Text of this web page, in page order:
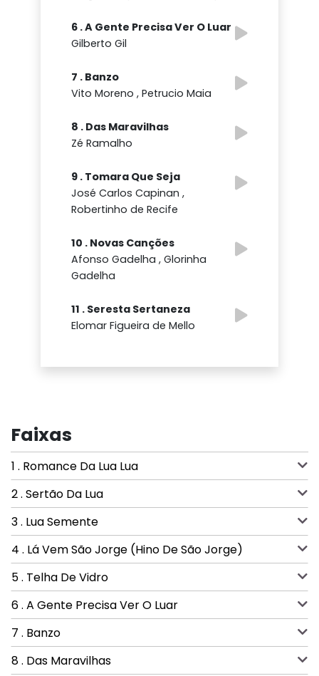
6 . A Gente Precisa Ver O Luar
Gilberto Gil
7 . Banzo
Vito Moreno , Petrucio Maia
8 . Das Maravilhas
Zé Ramalho
9 . Tomara Que Seja
José Carlos Capinan ,
Robertinho de Recife
10 . Novas Canções
Afonso Gadelha , Glorinha
Gadelha
11 . Seresta Sertaneza
Elomar Figueira de Mello
Faixas
1 . Romance Da Lua Lua
2 . Sertão Da Lua
3 . Lua Semente
4 . Lá Vem São Jorge (Hino De São Jorge)
5 . Telha De Vidro
6 . A Gente Precisa Ver O Luar
7 . Banzo
8 . Das Maravilhas